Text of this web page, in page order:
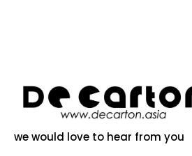
we would love to hear from you